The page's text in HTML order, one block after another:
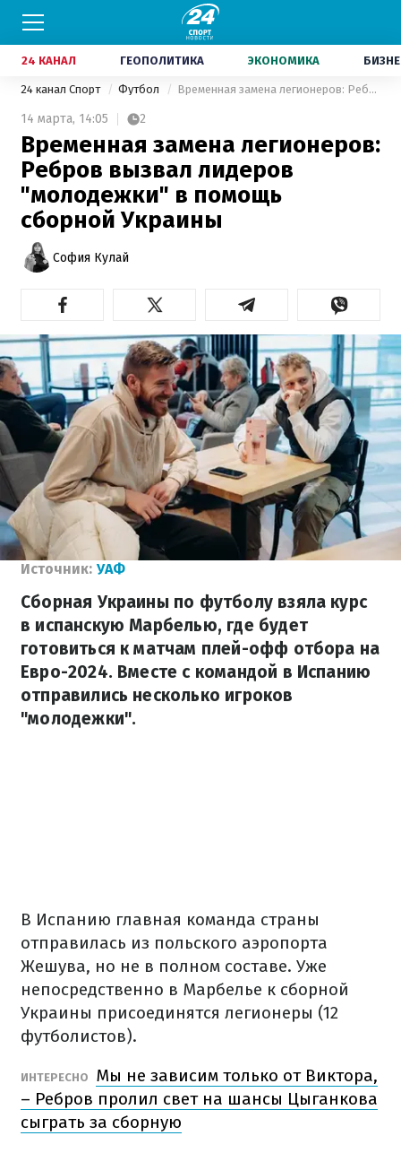
24 КАНАЛ ГЕОПОЛИТИКА ЭКОНОМИКА
24 канал Спорт Футбол Временная замена легионеров: Ребров вызвал лидеров "молодежки" в помощь сборной Украины
14 марта, 14:05 2
Временная замена легионеров:
Ребров вызвал лидеров
"молодежки" в помощь
сборной Украины
София Кулай
Источник: УАФ
Сборная Украины по футболу взяла курс
в испанскую Марбелью, где будет
готовиться к матчам плей-офф отбора на
Евро-2024. Вместе с командой в Испанию
отправились несколько игроков
"молодежки".
В Испанию главная команда страны
отправилась из польского аэропорта
Жешува, но не в полном составе. Уже
непосредственно в Марбелье к сборной
Украины присоединятся легионеры (12
футболистов).
ИНТЕРЕСНО
Мы не зависим только от Виктора,
– Ребров пролил свет на шансы Цыганкова
сыграть за сборную